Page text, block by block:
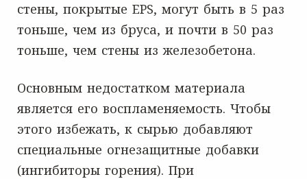
стены, покрытые EPS, могут быть в 5 раз
тоньше, чем из бруса, и почти в 50 раз
тоньше, чем стены из железобетона.
Основным недостатком материала
является его воспламеняемость. Чтобы
этого избежать, к сырью добавляют
специальные огнезащитные добавки
(ингибиторы горения). При